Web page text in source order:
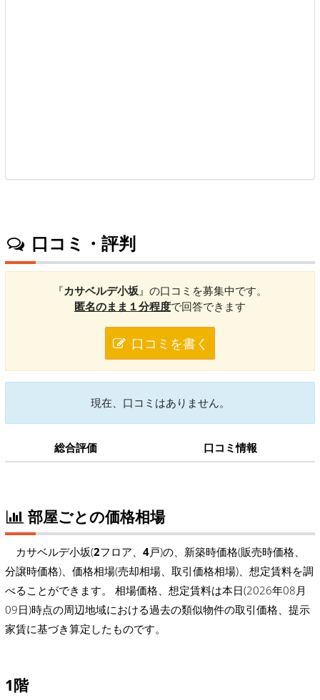
口コミ・評判
『カサベルデ小坂 』の口コミを募集中です。
匿名のまま１分程度で回答できます
口コミを書く
現在、口コミはありません。
総合評価 口コミ情報
部屋ごとの価格相場
カサベルデ小坂(2フロア、 4戸)の、新築時価格(販売時価格、
分譲時価格)、価格相場(売却相場、取引価格相場)、想定賃料を調
べることができます。 相場価格、想定賃料は本日(2026年08月
09日)時点の周辺地域における過去の類似物件の取引価格、提示
家賃に基づき算定したものです。
1階